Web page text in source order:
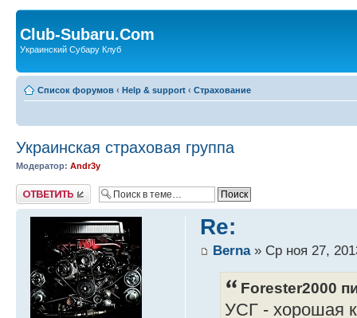
Club-Subaru.Com
Украинский Субару Клуб
Список форумов ‹ Help & support ‹ Страхование
Украинская страховая группа
Модератор: Andr3y
Ответить
Re:
Berna» Ср ноя 27,
Forester2000
УСГ - хорошая